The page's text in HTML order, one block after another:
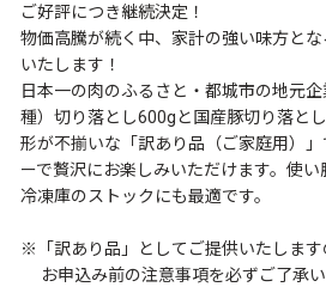
ご好評につき継続決定！
物価高騰が続く中、家計の強い味方と
いたします！
日本一の肉のふるさと・都城市の地元
種）切り落とし600gと国産豚切り落と
形が不揃いな「訳あり品（ご家庭用）
ーで贅沢にお楽しみいただけます。使
冷凍庫のストックにも最適です。
※「訳あり品」としてご提供いたしま
お申込み前の注意事項を必ずご了承